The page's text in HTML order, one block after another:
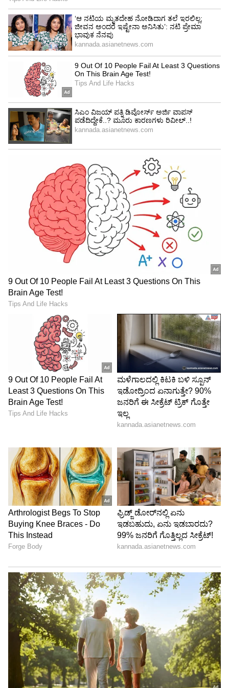
ABOUT THE AUTHOR
ಪ್ರಸ್ತುತ, ಏಷಿಯಾನೆಟ್ ಸುವರ್ಣನ್ಯೂಸ್‌ನಲ್ಲಿ ಉಪ ಸಂಪಾದಕ.
ಪತ್ರಿಕೋದ್ಯಮದಲ್ಲಿ 8 ವರ್ಷಗಳ ಅನುಭವ. ವಾರ್ತಾ ಮತ್ತು
ಸಾರ್ವಜನಿಕ ಸಂಪರ್ಕ ಇಲಾಖೆಯಲ್ಲಿ ನ್ಯೂಸ್ ಮಾನಿಟರಿಂಗ್ ಆಗಿ
ಹಲವು ವರ್ಷಗಳ ಸೇವೆ, ಕೊರೊನಾ ವಾರಿಯರ್ಸ್ ಅವಾರ್ಡ್,
ಮೂಲತಃ ರಾಯಚೂರು ಜಿಲ್ಲೆಯ ಜಾನೇಕಲ್ ಗ್ರಾಮದವರಾದ ಇವರು
ಓದು, ಬರೆವಣಿಗೆ ಮತ್ತು ಸಾಹಿತ್ಯಾಸಕ್ತರು.
ಚಾಮರಾಜನಗರ ವನ್ಯಜೀವಿ ಅರಣ್ಯ ಕರ್ನಾಟಕ ಸುದ್ದಿ
DOWNLOAD APP
RECOMMENDED STORIES
Bike Ambulance: ಟ್ರಾಫಿಕ್
ನಡುವೆ ಜೀವ ರಕ್ಷಕ; ಬೈಕ್
ಆಂಬುಲೆನ್ಸ್‌ಗೆ ಮರುಜೀವ ನೀಡಿದ
ಸರ್ಕಾರ!
ಬೆಂಗಳೂರು: ಅಪಾರ್ಟ್‌ಮೆಂಟ್‌
ಒಂದರಲ್ಲಿ ಅಕ್ರಮ ಪೈಥಾನ್
ಹಾವುಗಳ ಸಾಕಣೆ ಪತ್ತೆ! ಆಂಧ್ರ
ಮೂಲದ ವ್ಯಕ್ತಿ ವಶಕ್ಕೆ